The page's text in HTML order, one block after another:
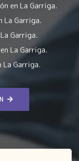
en La Garriga.
La Garriga.
Garriga.
La Garriga.
Garriga.